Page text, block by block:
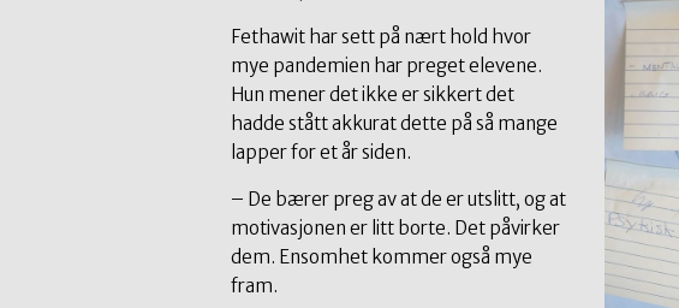
Fethawit har sett på nært hold hvor
mye pandemien har preget elevene.
Hun mener det ikke er sikkert det
hadde stått akkurat dette på så mange
lapper for et år siden.
– De bærer preg av at de er utslitt, og at
motivasjonen er litt borte. Det påvirker
dem. Ensomhet kommer også mye
fram.